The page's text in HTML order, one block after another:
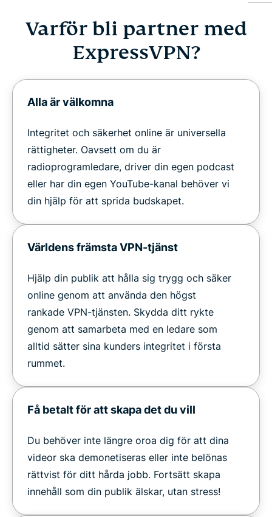
Varför bli partner med ExpressVPN?
Varför din publik vill lära sig om ExpressVPN
Redo att arbeta med ExpressVPN?
Varför bli partner med
ExpressVPN?
Alla är välkomna
Integritet och säkerhet online är universella
rättigheter. Oavsett om du är
radioprogramledare, driver din egen podcast
eller har din egen YouTube-kanal behöver vi
din hjälp för att sprida budskapet.
Världens främsta VPN-tjänst
Hjälp din publik att hålla sig trygg och säker
online genom att använda den högst
rankade VPN-tjänsten. Skydda ditt rykte
genom att samarbeta med en ledare som
alltid sätter sina kunders integritet i första
rummet.
Få betalt för att skapa det du vill
Du behöver inte längre oroa dig för att dina
videor ska demonetiseras eller inte belönas
rättvist för ditt hårda jobb. Fortsätt skapa
innehåll som din publik älskar, utan stress!